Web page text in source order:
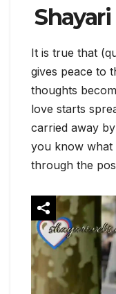
It is true that
gives peace to
thoughts
love starts
carried away
you know what
through the